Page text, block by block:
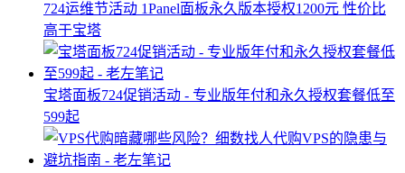
724运维节活动 1Panel面板永久版本授权1200元 性价比
高于宝塔
宝塔面板724促销活动 - 专业版年付和永久授权套餐低至
599起